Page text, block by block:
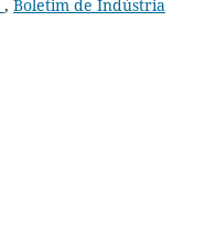
, Boletim de Indústria